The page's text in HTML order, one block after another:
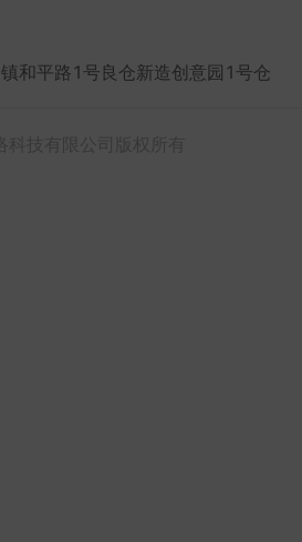
和平路1号良仓新造创意园1号仓